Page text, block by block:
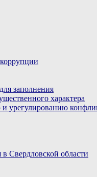
заполнения
характера
урегулированию
Свердловской области